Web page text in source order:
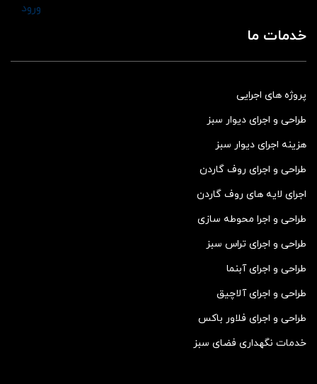
ورود
خدمات ما
پروژه های اجرایی
طراحی و اجرای دیوار سبز
هزینه اجرای دیوار سبز
طراحی و اجرای روف گاردن
اجرای لایه های روف گاردن
طراحی و اجرا محوطه سازی
طراحی و اجرای تراس سبز
طراحی و اجرای آبنما
طراحی و اجرای آلاچیق
طراحی و اجرای فلاور باکس
خدمات نگهداری فضای سبز